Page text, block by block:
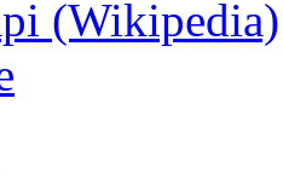
(Wikipedia)